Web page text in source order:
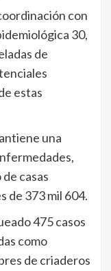
con
30,
de
estas
una
casas
de 373 mil 604.
475 casos
como
de criaderos